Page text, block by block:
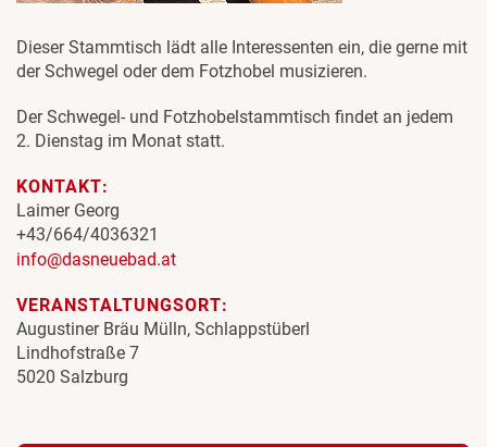
Dieser Stammtisch lädt alle Interessenten ein, die gerne mit
der Schwegel oder dem Fotzhobel musizieren.
Der Schwegel- und Fotzhobelstammtisch findet an jedem
2. Dienstag im Monat statt.
KONTAKT:
Laimer Georg
+43/664/4036321
info@dasneuebad.at
VERANSTALTUNGSORT:
Augustiner Bräu Mülln, Schlappstüberl
Lindhofstraße 7
5020 Salzburg